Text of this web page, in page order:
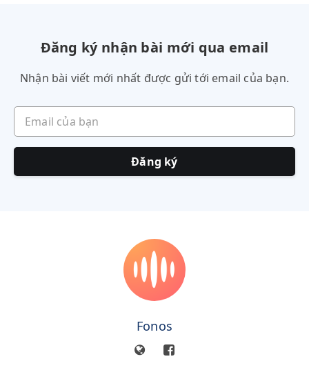
Đăng ký nhận bài mới qua email
Nhận bài viết mới nhất được gửi tới email của bạn.
Email của bạn
Đăng ký
Fonos